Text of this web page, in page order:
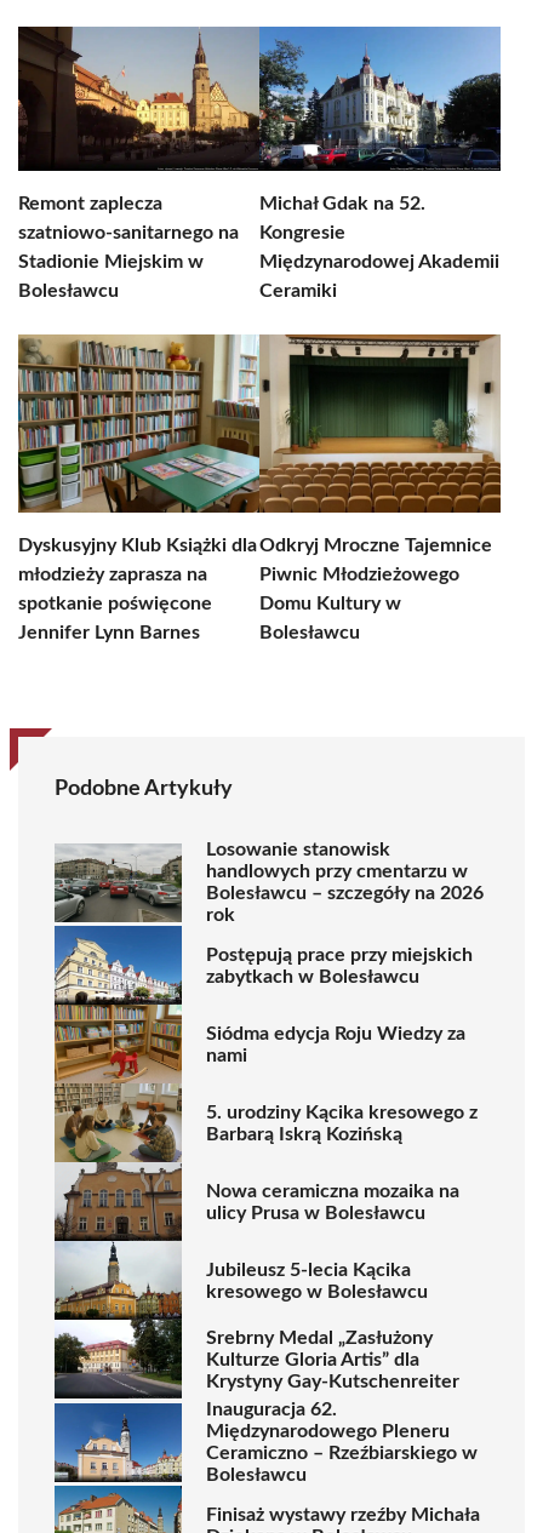
Remont zaplecza
szatniowo-sanitarnego na
Stadionie Miejskim w
Bolesławcu
Michał Gdak na 52.
Kongresie
Międzynarodowej Akademii
Ceramiki
Dyskusyjny Klub Książki dla
młodzieży zaprasza na
spotkanie poświęcone
Jennifer Lynn Barnes
Odkryj Mroczne Tajemnice
Piwnic Młodzieżowego
Domu Kultury w
Bolesławcu
Podobne Artykuły
Losowanie stanowisk
handlowych przy cmentarzu w
Bolesławcu – szczegóły na 2026
rok
Postępują prace przy miejskich
zabytkach w Bolesławcu
Siódma edycja Roju Wiedzy za
nami
5. urodziny Kącika kresowego z
Barbarą Iskrą Kozińską
Nowa ceramiczna mozaika na
ulicy Prusa w Bolesławcu
Jubileusz 5-lecia Kącika
kresowego w Bolesławcu
Srebrny Medal „Zasłużony
Kulturze Gloria Artis” dla
Krystyny Gay-Kutschenreiter
Inauguracja 62.
Międzynarodowego Pleneru
Ceramiczno – Rzeźbiarskiego w
Bolesławcu
Finisaż wystawy rzeźby Michała